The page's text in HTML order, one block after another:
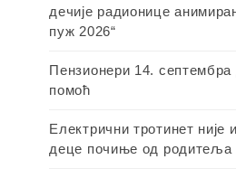
дечије радионице
пуж 2026“
Пензионери 14. септембра
помоћ
Електрични тротинет није
деце почиње од родитеља